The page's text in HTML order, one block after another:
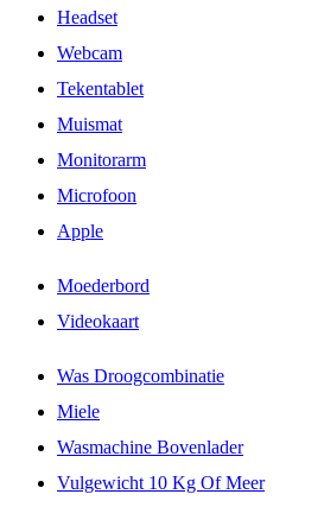
Headset
Webcam
Tekentablet
Muismat
Monitorarm
Microfoon
Apple
Moederbord
Videokaart
Was Droogcombinatie
Miele
Wasmachine Bovenlader
Vulgewicht 10 Kg Of Meer